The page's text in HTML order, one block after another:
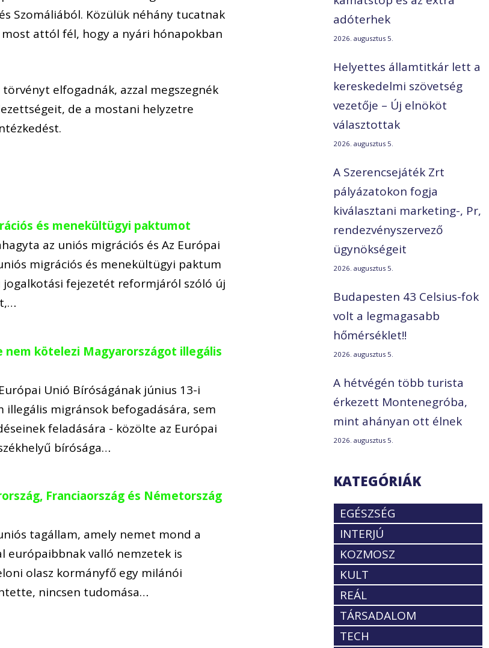
Szomáliából. Közülük néhány tucatnak
attól fél, hogy a nyári hónapokban
elfogadnák, azzal megszegnék
de a mostani helyzetre
és menekültügyi paktumot
az uniós migrációs és Az Európai
migrációs és menekültügyi paktum
fejezetét reformjáról szóló új
nem kötelezi Magyarországot illegális
Unió Bíróságának június 13-i
migránsok befogadására, sem
feladására - közölte az Európai
bírósága…
Franciaország és Németország
tagállam, amely nemet mond a
európaibbnak valló nemzetek is
olasz kormányfő egy milánói
nincsen tudomása…
adóterhek
2026. augusztus 5.
Helyettes államtitkár lett a
kereskedelmi szövetség
vezetője – Új elnököt
választottak
2026. augusztus 5.
A Szerencsejáték Zrt
pályázatokon fogja
kiválasztani marketing-, Pr,
rendezvényszervező
ügynökségeit
2026. augusztus 5.
Budapesten 43 Celsius-fok
volt a legmagasabb
hőmérséklet!!
2026. augusztus 5.
A hétvégén több turista
érkezett Montenegróba,
mint ahányan ott élnek
2026. augusztus 5.
KATEGÓRIÁK
EGÉSZSÉG
INTERJÚ
KOZMOSZ
KULT
REÁL
TÁRSADALOM
TECH